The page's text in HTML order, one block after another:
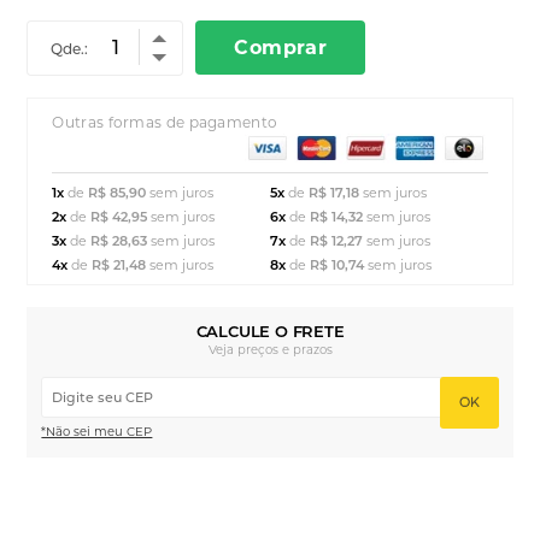
Qde.: Comprar
Outras formas de pagamento
1xde R$ 85,90 sem juros
2xde R$ 42,95 sem juros
3xde R$ 28,63 sem juros
4xde R$ 21,48 sem juros
5x de R$ 17,18sem juros
6x de R$ 14,32sem juros
7x de R$ 12,27sem juros
8x de R$ 10,74sem juros
CALCULE O FRETE
Veja preços e prazos
OK
*Não sei meu CEP